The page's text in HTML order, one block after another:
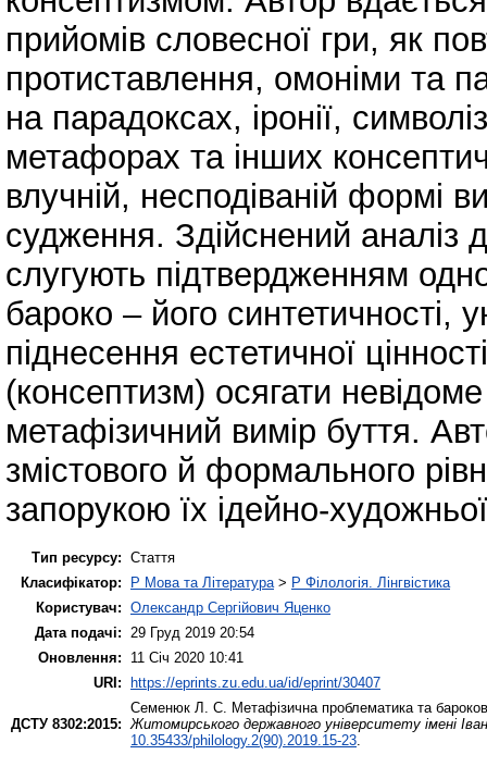
прийомів словесної гри, як
протиставлення, омоніми та
на парадоксах, іронії,
метафорах та інших
влучній, несподіваній формі
судження. Здійснений аналіз
слугують підтвердженням
бароко – його синтетичності,
піднесення естетичної
(консептизм) осягати
метафізичний вимір буття.
змістового й формального
запорукою їх ідейно-
Тип ресурсу: Стаття
Класифікатор:
P Мова та Література > P Філологія. Лінгвістика
Користувач: Олександр Сергійович Яценко
Дата подачі:
29 Груд 2019 20:54
Оновлення:
11 Січ 2020 10:41
URI: https://eprints.zu.edu.ua/id/eprint/30407
ДСТУ 8302:2015:
Семенюк Л. С. Метафізична проблематика та
Житомирського державного університету імені
10.35433/philology.2(90).2019.15-23